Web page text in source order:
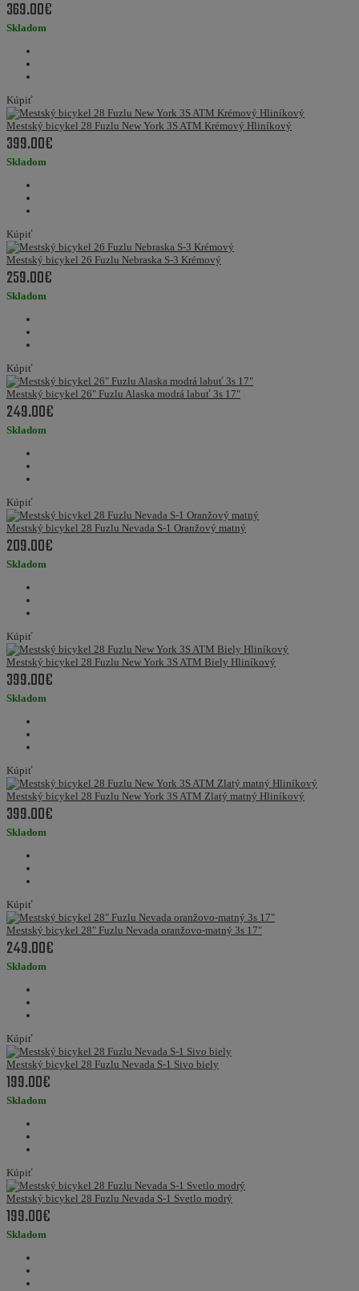
369.00€
Skladom
Kúpiť
Mestský bicykel 28 Fuzlu New York 3S ATM Krémový Hliníkový
399.00€
Skladom
Kúpiť
Mestský bicykel 26 Fuzlu Nebraska S-3 Krémový
259.00€
Skladom
Kúpiť
Mestský bicykel 26" Fuzlu Alaska modrá labuť 3s 17"
249.00€
Skladom
Kúpiť
Mestský bicykel 28 Fuzlu Nevada S-1 Oranžový matný
209.00€
Skladom
Kúpiť
Mestský bicykel 28 Fuzlu New York 3S ATM Biely Hliníkový
399.00€
Skladom
Kúpiť
Mestský bicykel 28 Fuzlu New York 3S ATM Zlatý matný Hliníkový
399.00€
Skladom
Kúpiť
Mestský bicykel 28" Fuzlu Nevada oranžovo-matný 3s 17"
249.00€
Skladom
Kúpiť
Mestský bicykel 28 Fuzlu Nevada S-1 Sivo biely
199.00€
Skladom
Kúpiť
Mestský bicykel 28 Fuzlu Nevada S-1 Svetlo modrý
199.00€
Skladom